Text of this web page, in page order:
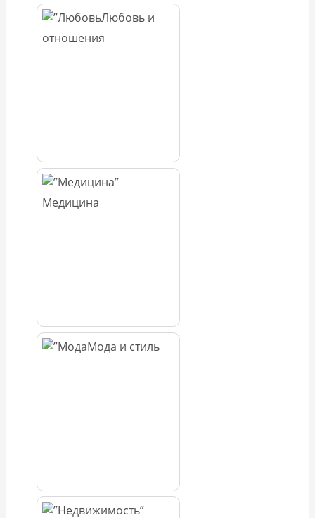
Любовь и
отношения
Медицина
Мода и стиль